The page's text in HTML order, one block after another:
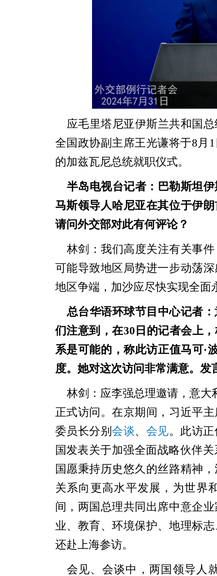
应毛里塔尼亚伊斯兰共和国
全国政协副主席王光谦将于8月
的加兹瓦尼总统就职仪式。
半岛电视台记者：巴勒斯坦
马斯领导人哈尼亚在其位于伊
请问外交部对此有何评论？
林剑：我们高度关注有关事
可能导致地区局势进一步动荡
地区争端，加沙应尽快实现全
总台华语环球节目中心记者
们注意到，在30日的记者会上
系是可能的，称此访正值马可·
度。她对这次访问非常满意。
林剑：应李强总理邀请，意大
正式访问。在京期间，习近平
委员长分别会谈、 会见。此访
国发表关于加强全面战略伙伴关
国愿秉持历史悠久的丝路精神
关系向更高水平发展，为世界
间，两国总理共同出席中意企
业、教育、环境保护、地理标
还赴上海参访。
会见、会谈中，两国领导人